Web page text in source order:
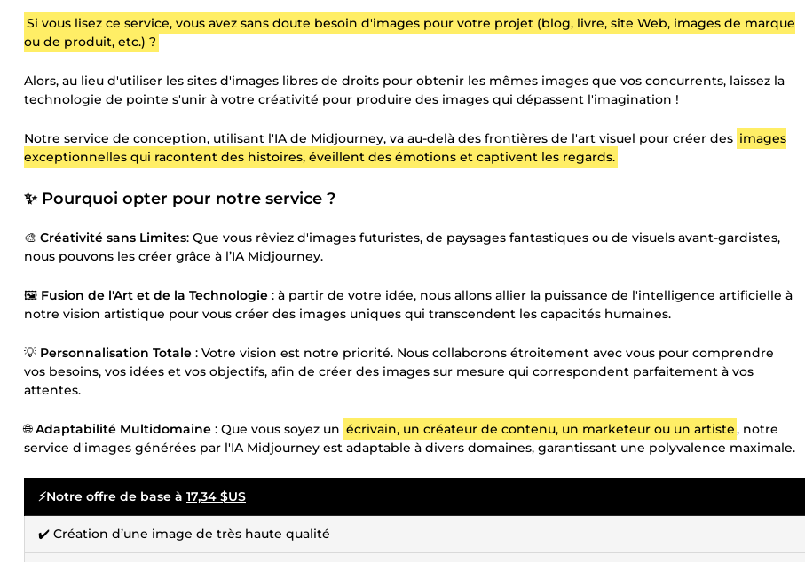
Si vous lisez ce service, vous avez sans doute besoin d'images pour votre projet (blog, livre, site Web, images de marque
ou de produit, etc.) ?
Alors, au lieu d'utiliser les sites d'images libres de droits pour obtenir les mêmes images que vos concurrents, laissez la
technologie de pointe s'unir à votre créativité pour produire des images qui dépassent l'imagination !
Notre service de conception, utilisant l'IA de Midjourney, va au-delà des frontières de l'art visuel pour créer des images
exceptionnelles qui racontent des histoires, éveillent des émotions et captivent les regards.
✨ Pourquoi opter pour notre service ?
🎨 Créativité sans Limites: Que vous rêviez d'images futuristes, de paysages fantastiques ou de visuels avant-gardistes,
nous pouvons les créer grâce à l’IA Midjourney.
🖼️ Fusion de l'Art et de la Technologie : à partir de votre idée, nous allons allier la puissance de l'intelligence artificielle à
notre vision artistique pour vous créer des images uniques qui transcendent les capacités humaines.
💡 Personnalisation Totale : Votre vision est notre priorité. Nous collaborons étroitement avec vous pour comprendre
vos besoins, vos idées et vos objectifs, afin de créer des images sur mesure qui correspondent parfaitement à vos
attentes.
🌐Adaptabilité Multidomaine : Que vous soyez un écrivain, un créateur de contenu, un marketeur ou un artiste, notre
service d'images générées par l'IA Midjourney est adaptable à divers domaines, garantissant une polyvalence maximale.
⚡Notre offre de base à 17,34 $US
✔️ Création d’une image de très haute qualité